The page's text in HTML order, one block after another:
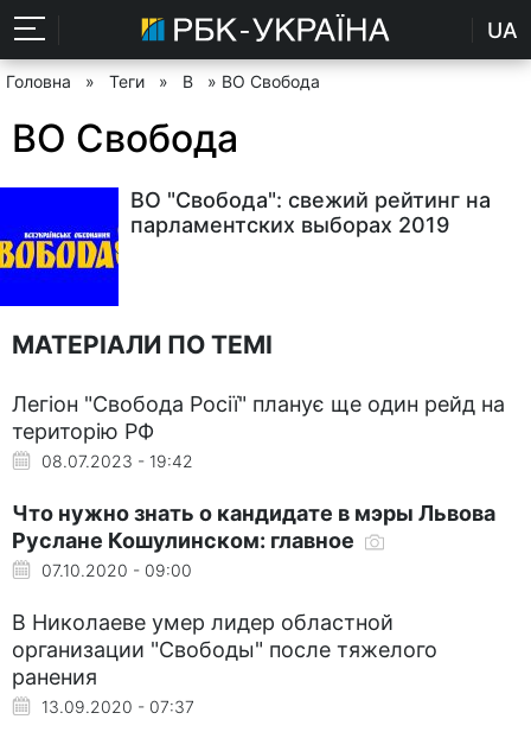
UA
Головна » Теги » В » ВО Свобода
ВО Свобода
ВО "Свобода": свежий рейтинг на
парламентских выборах 2019
МАТЕРІАЛИ ПО ТЕМІ
Легіон "Свобода Росії" планує ще один рейд на
територію РФ
08.07.2023 - 19:42
Что нужно знать о кандидате в мэры Львова
Руслане Кошулинском: главное
07.10.2020 - 09:00
В Николаеве умер лидер областной
организации "Свободы" после тяжелого
ранения
13.09.2020 - 07:37